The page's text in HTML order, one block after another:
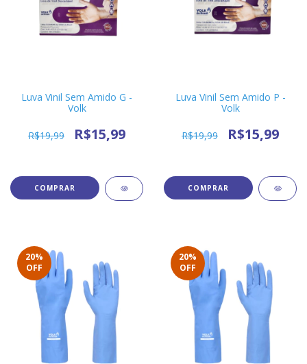
Luva Vinil Sem Amido G -
Volk
R$19,99 R$15,99
Luva Vinil Sem Amido P -
Volk
R$19,99 R$15,99
20%
OFF
20%
OFF